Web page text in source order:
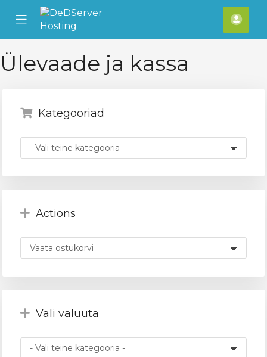
Mobile
Menu
Ülevaade ja kassa
Kategooriad
Actions
Vali valuuta